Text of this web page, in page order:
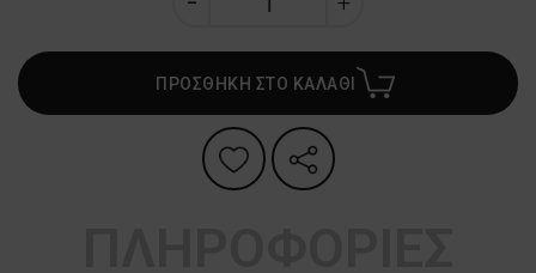
ΠΡΟΣΘΗΚΗ ΣΤΟ ΚΑΛΑΘΙ